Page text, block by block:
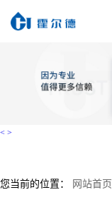
< >
您当前的位置： 网站首页